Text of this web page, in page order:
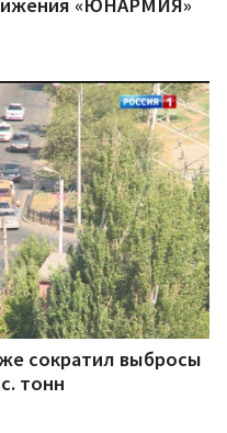
«ЮНАРМИЯ»
сократил выбросы
тонн